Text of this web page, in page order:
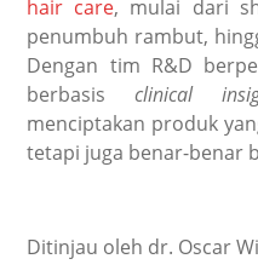
hair care, mulai dari
penumbuh rambut,
Dengan tim R&D
berbasis clinical
menciptakan produk
tetapi juga benar-benar
Ditinjau oleh dr. Oscar